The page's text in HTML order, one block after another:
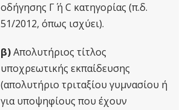
οδήγησης Γ΄ ή C κατηγορίας (π.δ.
51/2012, όπως ισχύει).
β)Απολυτήριος τίτλος
υποχρεωτικής εκπαίδευσης
(απολυτήριο τριταξίου γυμνασίου ή
για υποψηφίους που έχουν